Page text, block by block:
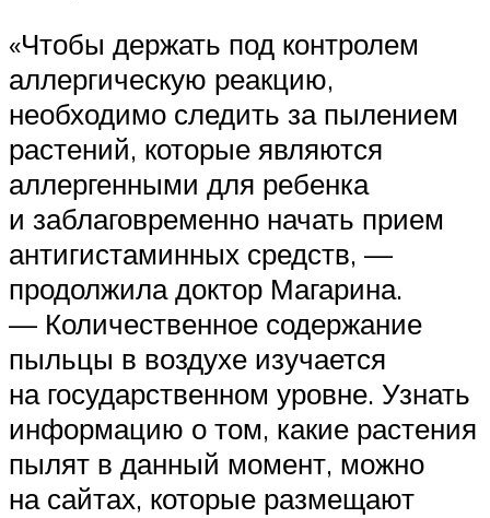
«Чтобы держать под контролем
аллергическую реакцию,
необходимо следить за пылением
растений, которые являются
аллергенными для ребенка
и заблаговременно начать прием
антигистаминных средств, —
продолжила доктор Магарина.
— Количественное содержание
пыльцы в воздухе изучается
на государственном уровне. Узнать
информацию о том, какие растения
пылят в данный момент, можно
на сайтах, которые размещают